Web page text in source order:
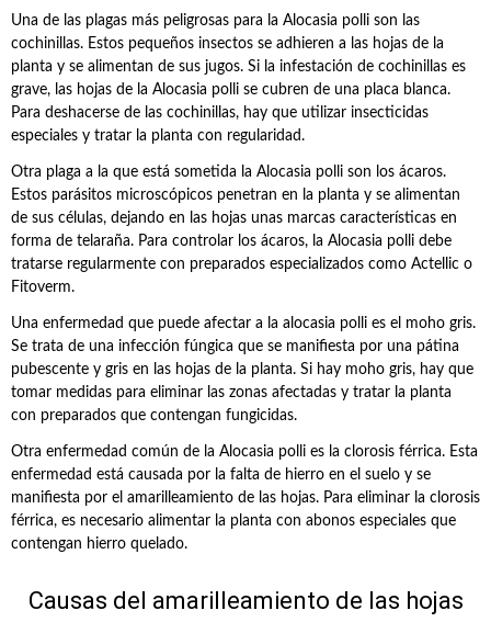
Una de las plagas más peligrosas para la Alocasia polli son las
cochinillas. Estos pequeños insectos se adhieren a las hojas de la
planta y se alimentan de sus jugos. Si la infestación de cochinillas es
grave, las hojas de la Alocasia polli se cubren de una placa blanca.
Para deshacerse de las cochinillas, hay que utilizar insecticidas
especiales y tratar la planta con regularidad.
Otra plaga a la que está sometida la Alocasia polli son los ácaros.
Estos parásitos microscópicos penetran en la planta y se alimentan
de sus células, dejando en las hojas unas marcas características en
forma de telaraña. Para controlar los ácaros, la Alocasia polli debe
tratarse regularmente con preparados especializados como Actellic o
Fitoverm.
Una enfermedad que puede afectar a la alocasia polli es el moho gris.
Se trata de una infección fúngica que se manifiesta por una pátina
pubescente y gris en las hojas de la planta. Si hay moho gris, hay que
tomar medidas para eliminar las zonas afectadas y tratar la planta
con preparados que contengan fungicidas.
Otra enfermedad común de la Alocasia polli es la clorosis férrica. Esta
enfermedad está causada por la falta de hierro en el suelo y se
manifiesta por el amarilleamiento de las hojas. Para eliminar la clorosis
férrica, es necesario alimentar la planta con abonos especiales que
contengan hierro quelado.
Causas del amarilleamiento de las hojas